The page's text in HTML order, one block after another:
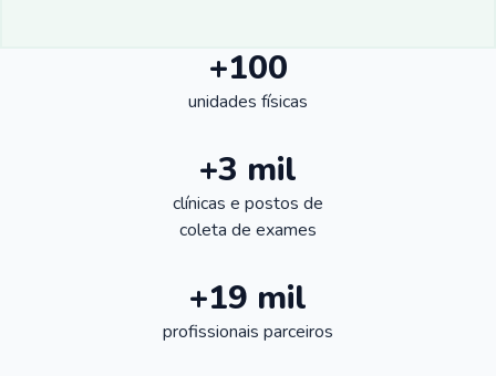
+100
unidades físicas
+3 mil
clínicas e postos de
coleta de exames
+19 mil
profissionais parceiros